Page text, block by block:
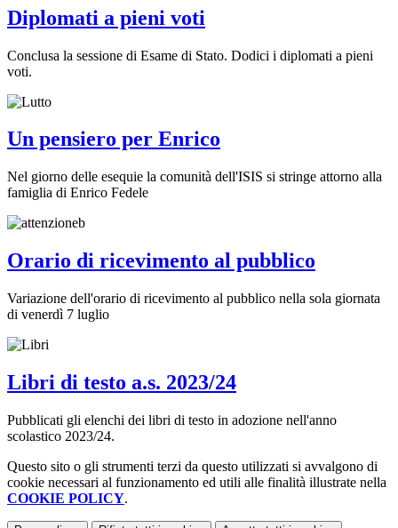
Diplomati a pieni voti
Conclusa la sessione di Esame di Stato. Dodici i diplomati a pieni
voti.
Un pensiero per Enrico
Nel giorno delle esequie la comunità dell'ISIS si stringe attorno alla
famiglia di Enrico Fedele
Orario di ricevimento al pubblico
Variazione dell'orario di ricevimento al pubblico nella sola giornata
di venerdì 7 luglio
Libri di testo a.s. 2023/24
Pubblicati gli elenchi dei libri di testo in adozione nell'anno
scolastico 2023/24.
Questo sito o gli strumenti terzi da questo utilizzati si avvalgono di
cookie necessari al funzionamento ed utili alle finalità illustrate nella
COOKIE POLICY.